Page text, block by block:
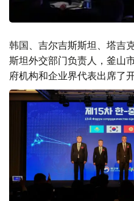
韩国、吉尔吉斯斯坦、塔吉
斯坦外交部门负责人，釜山
府机构和企业界代表出席了开